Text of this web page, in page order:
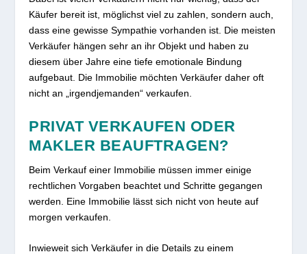
Käufer bereit ist, möglichst viel zu zahlen, sondern auch,
dass eine gewisse Sympathie vorhanden ist. Die meisten
Verkäufer hängen sehr an ihr Objekt und haben zu
diesem über Jahre eine tiefe emotionale Bindung
aufgebaut. Die Immobilie möchten Verkäufer daher oft
nicht an „irgendjemanden“ verkaufen.
PRIVAT VERKAUFEN ODER
MAKLER BEAUFTRAGEN?
Beim Verkauf einer Immobilie müssen immer einige
rechtlichen Vorgaben beachtet und Schritte gegangen
werden. Eine Immobilie lässt sich nicht von heute auf
morgen verkaufen.
Inwieweit sich Verkäufer in die Details zu einem